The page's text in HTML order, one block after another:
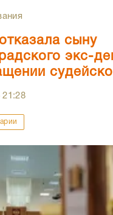
сыну
экс-
21:28